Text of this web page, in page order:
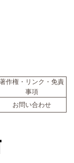
著作権・リンク・免責
事項
お問い合わせ